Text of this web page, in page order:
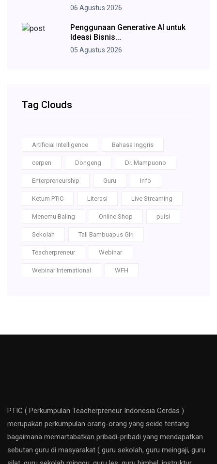
06 Agustus 2026
Penggunaan Generative AI untuk
Ideasi Bisnis...
05 Agustus 2026
Tag Clouds
Artificial Intelligence Bahasa Inggris
cerpen Dongeng Dr. Mampuono
Enterpreneurship Guru Info
Ketum PTIC Literasi Live Streaming
Menemu Baling Online Shop puisi
Sekolah Tali Bambuapus Giri
Teacherpreneur Webinar
Webinar International WFH
PTIC ( Perkumpulan Teacherpreneur Indonesia Cerdas )
merupakan perkumpulan orang-orang yang seide tentang
bagaimana memartabatkan pribadi-pribadi yang mendapatkan
sebutan guru di masyarakat ( guru sekolah, guru meingaji, guru